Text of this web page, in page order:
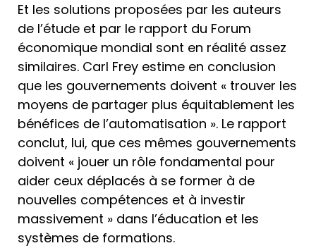
Et les solutions proposées par les auteurs
de l’étude et par le rapport du Forum
économique mondial sont en réalité assez
similaires. Carl Frey estime en conclusion
que les gouvernements doivent « trouver les
moyens de partager plus équitablement les
bénéfices de l’automatisation ». Le rapport
conclut, lui, que ces mêmes gouvernements
doivent « jouer un rôle fondamental pour
aider ceux déplacés à se former à de
nouvelles compétences et à investir
massivement » dans l’éducation et les
systèmes de formations.